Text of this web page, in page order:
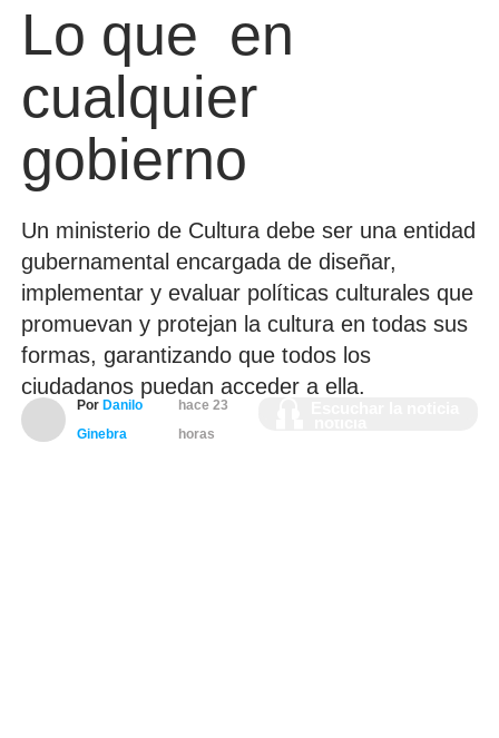
Lo que en
cualquier
gobierno
Un ministerio de Cultura debe ser una entidad
gubernamental encargada de diseñar,
implementar y evaluar políticas culturales que
promuevan y protejan la cultura en todas sus
formas, garantizando que todos los
ciudadanos puedan acceder a ella.
Por Danilo
Ginebra
hace 23
horas